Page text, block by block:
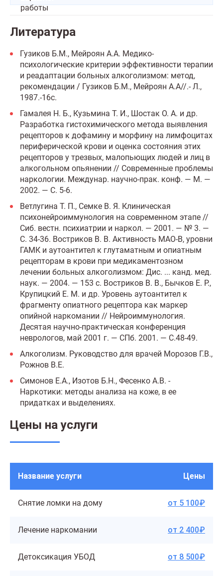
Литература
Гузиков Б.М., Мейроян А.А. Медико-
психологические критерии эффективности терапии
и реадаптации больных алкоголизмом: метод,
рекомендации / Гузиков Б.М., Мейроян А.А//.- Л.,
1987.-16с.
Гамалея Н. Б., Кузьмина Т. И., Шостак О. А. и др.
Разработка гистохимического метода выявления
рецепторов к дофамину и морфину на лимфоцитах
периферической крови и оценка состояния этих
рецепторов у трезвых, малопьющих людей и лиц в
алкогольном опьянении // Современные проблемы
наркологии. Междунар. научно-прак. конф. — М. —
2002. — С. 5-6.
Ветлугина Т. П., Семке В. Я. Клиническая
психонейроиммунология на современном этапе //
Сиб. вестн. психиатрии и наркол. — 2001. — № 3. —
С. 34-36. Востриков В. В. Активность МАО-В, уровни
ГАМК и аутоантител к глутаматным и опиатным
рецепторам в крови при медикаментозном
лечении больных алкоголизмом: Дис. ... канд. мед.
наук. — 2004. — 153 с. Востриков В. В., Бычков Е. Р.,
Крупицкий Е. М. и др. Уровень аутоантител к
фрагменту опиатного рецептора как маркер
опийной наркомании // Нейроиммунология.
Десятая научно-практическая конференция
неврологов, май 2001 г. — СПб. 2001. — С.48-49.
Алкоголизм. Руководство для врачей Морозов Г.В.,
Рожнов В.Е.
Симонов Е.А., Изотов Б.Н., Фесенко А.В. -
Наркотики: методы анализа на коже, в ее
придатках и выделениях.
Цены на услуги
Название услуги Цены
Снятие ломки на дому от 5 100₽
Лечение наркомании от 2 400₽
Детоксикация УБОД от 8 500₽